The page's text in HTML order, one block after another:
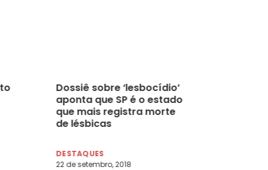
Dossiê sobre ‘lesbocídio’
aponta que SP é o estado
que mais registra morte
de lésbicas
DESTAQUES
22 de setembro, 2018